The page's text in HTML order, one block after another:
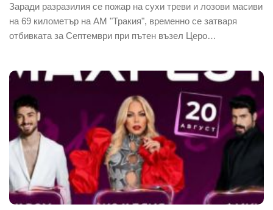
Заради разразилия се пожар на сухи треви и лозови масиви
на 69 километър на АМ "Тракия", временно се затваря
отбивката за Септември при пътен възел Церо…